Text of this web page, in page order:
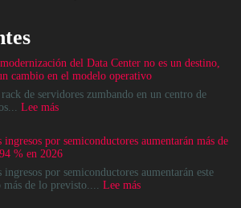
del Data Center no es un destino,
cambio en el modelo operativo
de servidores zumbando en un centro de
Lee más:
del
Data
Center
no
ingresos por semiconductores aumentarán más de
% en 2026
ingresos por semiconductores aumentarán este
más de lo previsto.... Lee más: